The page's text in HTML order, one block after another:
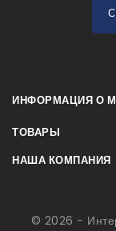
ИНФОРМАЦИЯ О
ТОВАРЫ
НАША КОМПАНИЯ
© 2026 -